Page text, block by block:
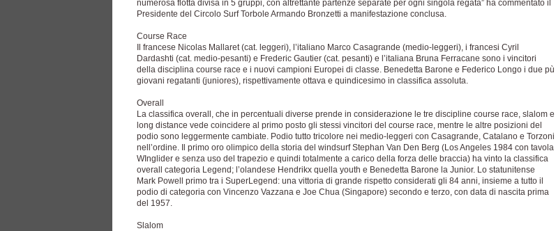
numerosa flotta divisa in 5 gruppi, con altrettante partenze separate per ogni singola regata” ha commentato il
Presidente del Circolo Surf Torbole Armando Bronzetti a manifestazione conclusa.
Course Race
Il francese Nicolas Mallaret (cat. leggeri), l’italiano Marco Casagrande (medio-leggeri), i francesi Cyril
Dardashti (cat. medio-pesanti) e Frederic Gautier (cat. pesanti) e l’italiana Bruna Ferracane sono i vincitori
della disciplina course race e i nuovi campioni Europei di classe. Benedetta Barone e Federico Longo i due pù
giovani regatanti (juniores), rispettivamente ottava e quindicesimo in classifica assoluta.
Overall
La classifica overall, che in percentuali diverse prende in considerazione le tre discipline course race, slalom e
long distance vede coincidere al primo posto gli stessi vincitori del course race, mentre le altre posizioni del
podio sono leggermente cambiate. Podio tutto tricolore nei medio-leggeri con Casagrande, Catalano e Torzoni
nell’ordine. Il primo oro olimpico della storia del windsurf Stephan Van Den Berg (Los Angeles 1984 con tavola
WInglider e senza uso del trapezio e quindi totalmente a carico della forza delle braccia) ha vinto la classifica
overall categoria Legend; l’olandese Hendrikx quella youth e Benedetta Barone la Junior. Lo statunitense
Mark Powell primo tra i SuperLegend: una vittoria di grande rispetto considerati gli 84 anni, insieme a tutto il
podio di categoria con Vincenzo Vazzana e Joe Chua (Singapore) secondo e terzo, con data di nascita prima
del 1957.
Slalom